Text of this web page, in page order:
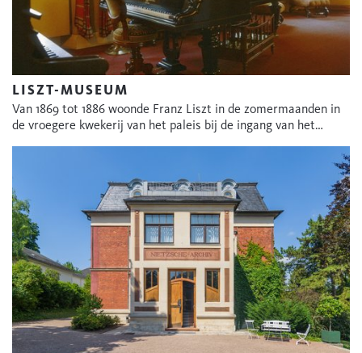
LISZT-MUSEUM
Van 1869 tot 1886 woonde Franz Liszt in de zomermaanden in
de vroegere kwekerij van het paleis bij de ingang van het…